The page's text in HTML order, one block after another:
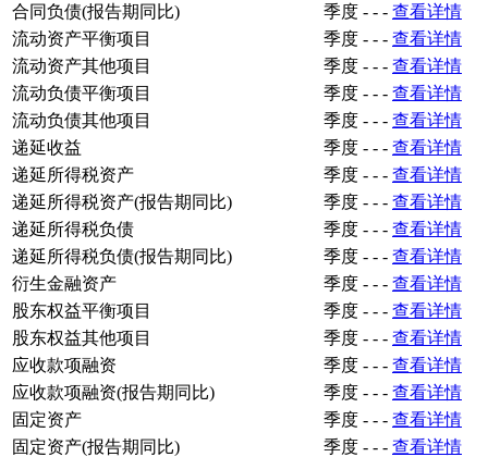
合同负债(报告期同比)
季度 - - - 查看详情
流动资产平衡项目
季度 - - - 查看详情
流动资产其他项目
季度 - - - 查看详情
流动负债平衡项目
季度 - - - 查看详情
流动负债其他项目
季度 - - - 查看详情
递延收益
季度 - - - 查看详情
递延所得税资产
季度 - - - 查看详情
递延所得税资产(报告期同比)
季度 - - - 查看详情
递延所得税负债
季度 - - - 查看详情
递延所得税负债(报告期同比)
季度 - - - 查看详情
衍生金融资产
季度 - - - 查看详情
股东权益平衡项目
季度 - - - 查看详情
股东权益其他项目
季度 - - - 查看详情
应收款项融资
季度 - - - 查看详情
应收款项融资(报告期同比)
季度 - - - 查看详情
固定资产
季度 - - - 查看详情
固定资产(报告期同比)
季度 - - - 查看详情